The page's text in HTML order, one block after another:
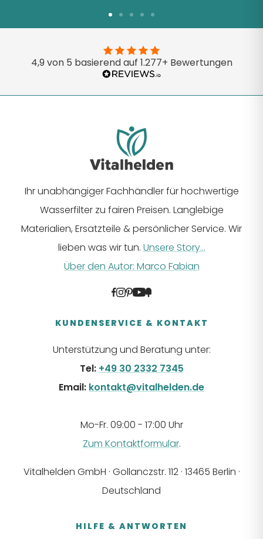
1
gehen
2
gehen
3
gehen
4
gehen
5
gehen
4,9 von 5 basierend auf 1.277+ Bewertungen
Ihr unabhängiger Fachhändler für hochwertige
Wasserfilter zu fairen Preisen. Langlebige
Materialien, Ersatzteile & persönlicher Service. Wir
lieben was wir tun. Unsere Story...
Über den Autor: Marco Fabian
KUNDENSERVICE & KONTAKT
Unterstützung und Beratung unter:
Tel: +49 30 2332 7345
Email: kontakt@vitalhelden.de
Mo-Fr. 09:00 - 17:00 Uhr
Zum Kontaktformular.
Vitalhelden GmbH · Gollanczstr. 112 · 13465 Berlin ·
Deutschland
HILFE & ANTWORTEN